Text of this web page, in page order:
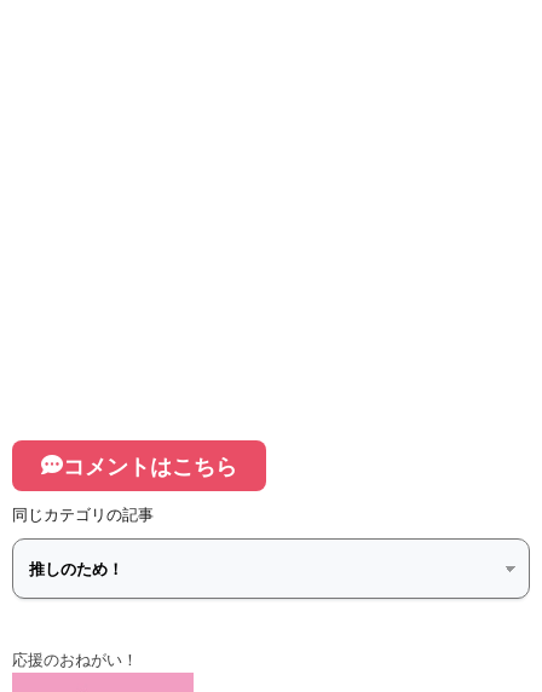
コメントはこちら
同じカテゴリの記事
応援のおねがい！